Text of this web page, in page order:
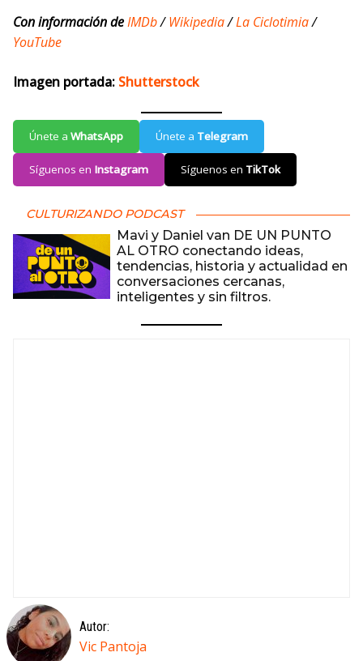
Con información deIMDb/Wikipedia/La Ciclotimia/
YouTube
Imagen portada: Shutterstock
Únete a WhatsApp Únete a Telegram
Síguenos en Instagram Síguenos en TikTok
CULTURIZANDO PODCAST
Mavi y Daniel van DE UN PUNTO
AL OTRO conectando ideas,
tendencias, historia y actualidad en
conversaciones cercanas,
inteligentes y sin filtros.
Autor:
Vic Pantoja